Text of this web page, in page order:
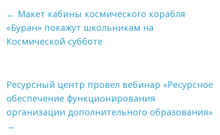
← Макет кабины космического корабля
«Буран» покажут школьникам на
Космической субботе
Ресурсный центр провел вебинар «Ресурсное
обеспечение функционирования
организации дополнительного образования»
→